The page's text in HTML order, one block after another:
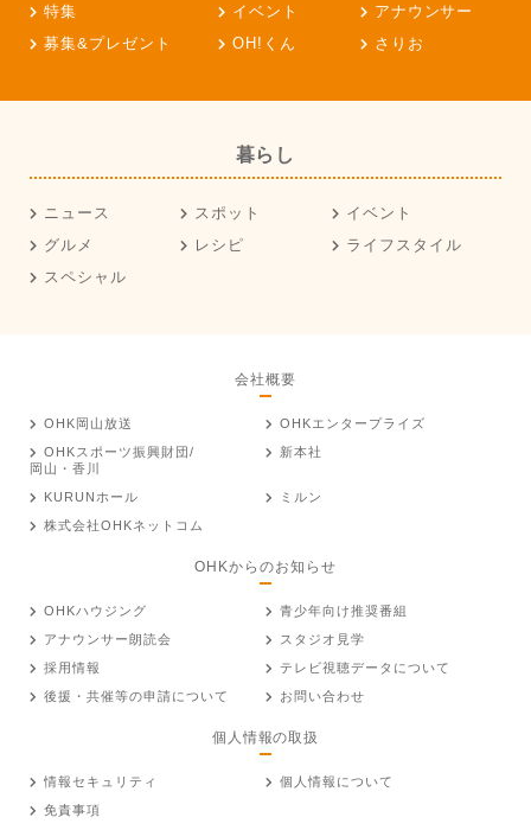
特集
イベント
アナウンサー
募集&プレゼント
OH!くん さりお
暮らし
ニュース スポット
イベント
グルメ
レシピ
ライフスタイル
スペシャル
会社概要
OHK岡山放送
OHKエンタープライズ
OHKスポーツ振興財団/
岡山・香川
新本社
KURUNホール
ミルン
株式会社OHKネットコム
OHKからのお知らせ
OHKハウジング
青少年向け推奨番組
アナウンサー朗読会
スタジオ見学
採用情報
テレビ視聴データについて
後援・共催等の申請について
お問い合わせ
個人情報の取扱
情報セキュリティ
個人情報について
免責事項